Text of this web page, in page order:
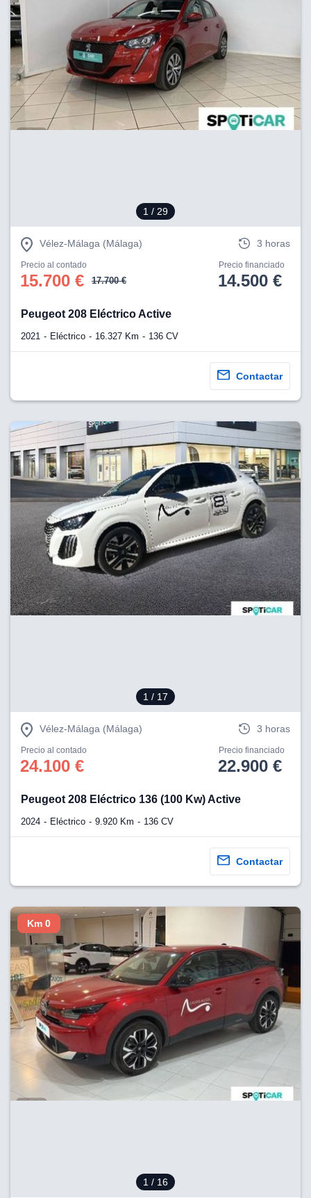
1 / 29
Vélez-Málaga (Málaga) 3 horas
Precio al contado
15.700 € 17.700 €
Precio financiado
14.500 €
Peugeot 208 Eléctrico Active
2021 Eléctrico 16.327 Km 136 CV
Contactar
1 / 17
Vélez-Málaga (Málaga) 3 horas
Precio al contado
24.100 €
Precio financiado
22.900 €
Peugeot 208 Eléctrico 136 (100 Kw) Active
2024 Eléctrico 9.920 Km 136 CV
Contactar
1 / 16
Km 0